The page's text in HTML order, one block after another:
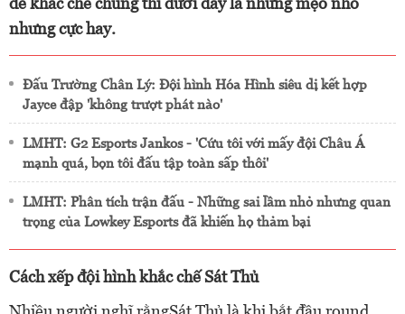
nhưng cực hay.
Đấu Trường Chân Lý: Đội hình Hóa Hình siêu dị kết hợp
Jayce đập 'không trượt phát nào'
LMHT: G2 Esports Jankos - 'Cứu tôi với mấy đội Châu Á
mạnh quá, bọn tôi đấu tập toàn sấp thôi'
LMHT: Phân tích trận đấu - Những sai lầm nhỏ nhưng quan
trọng của Lowkey Esports đã khiến họ thảm bại
Cách xếp đội hình khắc chế Sát Thủ